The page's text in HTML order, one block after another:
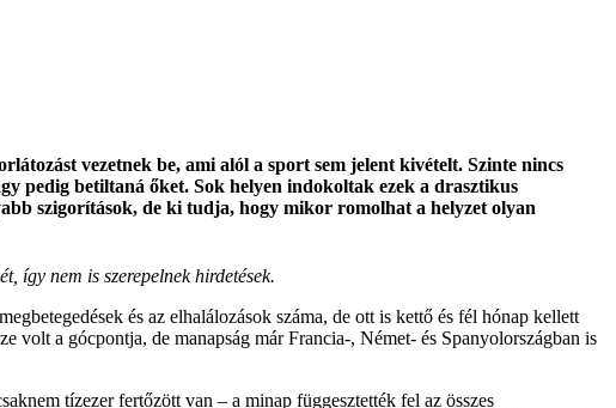
vezetnek be, ami alól a sport sem jelent kivételt. Szinte nincs
pedig betiltaná őket. Sok helyen indokoltak ezek a drasztikus
szigorítások, de ki tudja, hogy mikor romolhat a helyzet olyan
így nem is szerepelnek hirdetések.
és az elhalálozások száma, de ott is kettő és fél hónap kellett
volt a gócpontja, de manapság már Francia-, Német- és Spanyolországban is
tízezer fertőzött van – a minap függesztették fel az összes